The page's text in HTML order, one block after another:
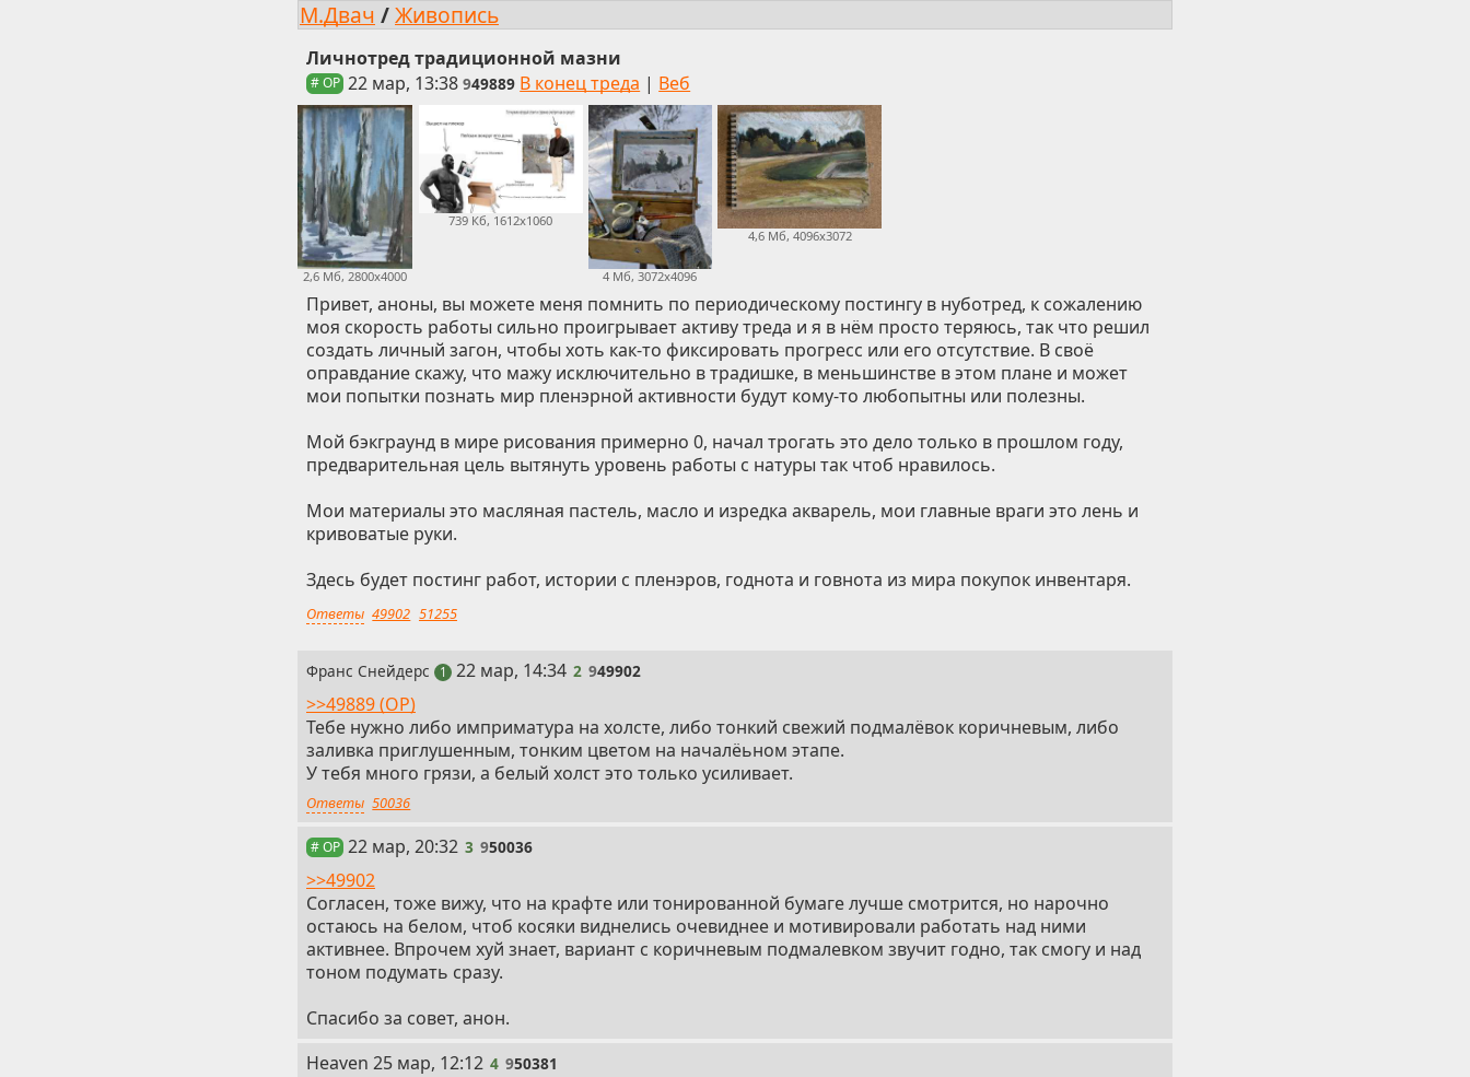
М.Двач /Живопись
Личнотред традиционной мазни
# OP 22 мар, 13:38 949889 В конец треда | Веб
2,6 Мб, 2800x4000
739 Кб, 1612x1060
4 Мб, 3072x4096
4,6 Мб, 4096x3072
Привет, аноны, вы можете меня помнить по периодическому постингу в нуботред, к сожалению
моя скорость работы сильно проигрывает активу треда и я в нём просто теряюсь, так что решил
создать личный загон, чтобы хоть как-то фиксировать прогресс или его отсутствие. В своё
оправдание скажу, что мажу исключительно в традишке, в меньшинстве в этом плане и может
мои попытки познать мир пленэрной активности будут кому-то любопытны или полезны.
Мой бэкграунд в мире рисования примерно 0, начал трогать это дело только в прошлом году,
предварительная цель вытянуть уровень работы с натуры так чтоб нравилось.
Мои материалы это масляная пастель, масло и изредка акварель, мои главные враги это лень и
кривоватые руки.
Здесь будет постинг работ, истории с пленэров, годнота и говнота из мира покупок инвентаря.
Ответы 49902 51255
Франс Снейдерс 1пост
2
22 мар, 14:34 2 949902
>>49889 (OP)
Тебе нужно либо имприматура на холсте, либо тонкий свежий подмалёвок коричневым, либо
заливка приглушенным, тонким цветом на началёьном этапе.
У тебя много грязи, а белый холст это только усиливает.
Ответы 50036
# OP 3
22 мар, 20:32 3 950036
>>49902
Согласен, тоже вижу, что на крафте или тонированной бумаге лучше смотрится, но нарочно
остаюсь на белом, чтоб косяки виднелись очевиднее и мотивировали работать над ними
активнее. Впрочем хуй знает, вариант с коричневым подмалевком звучит годно, так смогу и над
тоном подумать сразу.
Спасибо за совет, анон.
Heaven 4
25 мар, 12:12 4 950381